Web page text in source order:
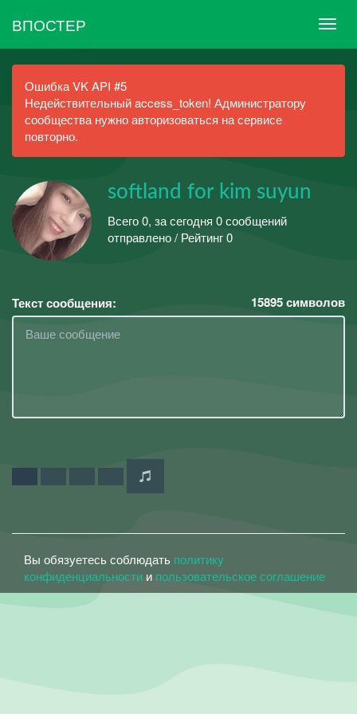
ВПОСТЕР
Ошибка VK API #5
Недействительный access_token! Администратору
сообщества нужно авторизоваться на сервисе
повторно.
softland for kim suyun
Всего 0, за сегодня 0 сообщений
отправлено / Рейтинг 0
Текст сообщения: 15895символов
Вы обязуетесь соблюдать политику
конфиденциальности и пользовательское соглашение